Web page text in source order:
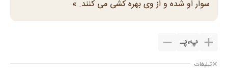
سوار او شده و از وی بهره کشی می کنند. »
پ،پـ
تبلیغات